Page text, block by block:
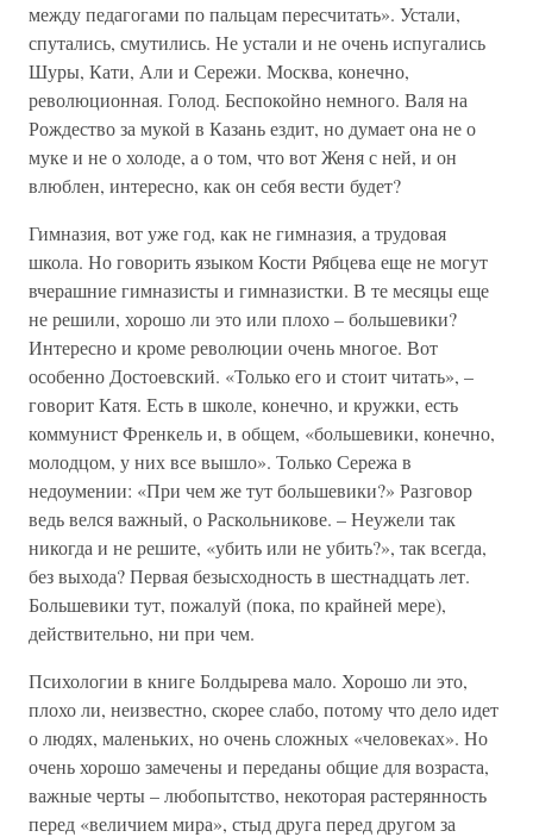
между педагогами по пальцам пересчитать». Устали,
спутались, смутились. Не устали и не очень испугались
Шуры, Кати, Али и Сережи. Москва, конечно,
революционная. Голод. Беспокойно немного. Валя на
Рождество за мукой в Казань ездит, но думает она не о
муке и не о холоде, а о том, что вот Женя с ней, и он
влюблен, интересно, как он себя вести будет?
Гимназия, вот уже год, как не гимназия, а трудовая
школа. Но говорить языком Кости Рябцева еще не могут
вчерашние гимназисты и гимназистки. В те месяцы еще
не решили, хорошо ли это или плохо – большевики?
Интересно и кроме революции очень многое. Вот
особенно Достоевский. «Только его и стоит читать», –
говорит Катя. Есть в школе, конечно, и кружки, есть
коммунист Френкель и, в общем, «большевики, конечно,
молодцом, у них все вышло». Только Сережа в
недоумении: «При чем же тут большевики?» Разговор
ведь велся важный, о Раскольникове. – Неужели так
никогда и не решите, «убить или не убить?», так всегда,
без выхода? Первая безысходность в шестнадцать лет.
Большевики тут, пожалуй (пока, по крайней мере),
действительно, ни при чем.
Психологии в книге Болдырева мало. Хорошо ли это,
плохо ли, неизвестно, скорее слабо, потому что дело идет
о людях, маленьких, но очень сложных «человеках». Но
очень хорошо замечены и переданы общие для возраста,
важные черты – любопытство, некоторая растерянность
перед «величием мира», стыд друга перед другом за